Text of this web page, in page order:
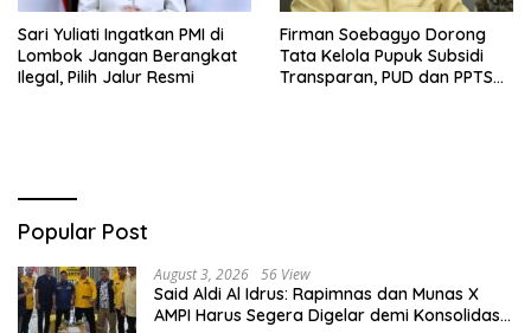
Sari Yuliati Ingatkan PMI di
Lombok Jangan Berangkat
Ilegal, Pilih Jalur Resmi
Firman Soebagyo Dorong
Tata Kelola Pupuk Subsidi
Transparan, PUD dan PPTS
Popular Post
August 3, 2026 56 View
Said Aldi Al Idrus: Rapimnas dan Munas X
AMPI Harus Segera Digelar demi Konsolidasi